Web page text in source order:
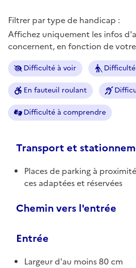
Filtrer par type de handicap :
Affichez uniquement les infos
concernent, en fonction de
Difficulté à voir
En fauteuil roulant
Difficulté à comprendre
Transport et
Places de parking à
ces adaptées et réservées
Chemin vers l'entrée
Entrée
Largeur d'au moins 80 cm